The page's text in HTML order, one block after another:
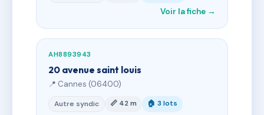
Voir la fiche →
AH8893943
20 avenue saint louis
📍 Cannes (06400)
Autre syndic 📏 42 m 🏠 3 lots